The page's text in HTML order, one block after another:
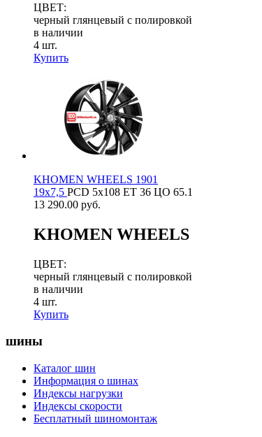
ЦВЕТ:
черный глянцевый с полировкой
в наличии
4 шт.
Купить
KHOMEN WHEELS 1901
19х7,5 PCD 5x108 ET 36 ЦО 65.1
13 290.00 руб.
KHOMEN WHEELS
ЦВЕТ:
черный глянцевый с полировкой
в наличии
4 шт.
Купить
шины
Каталог шин
Информация о шинах
Индексы нагрузки
Индексы скорости
Бесплатный шиномонтаж